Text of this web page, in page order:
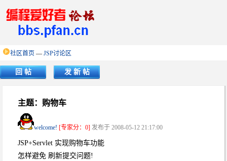
社区首页 — JSP讨论区
回 帖 发 新 帖
主题：购物车
welcome! [专家分：0] 发布于 2008-05-12 21:17:00
JSP+Servlet 实现购物车功能
怎样避免 刷新提交问题!